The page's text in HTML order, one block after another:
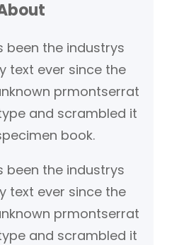
been the industrys
text ever since the
prmontserrat
and scrambled it
book.
been the industrys
text ever since the
prmontserrat
and scrambled it